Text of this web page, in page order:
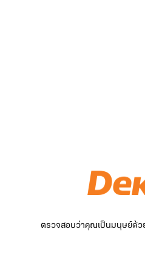
ตรวจสอบว่าคุณเป็นมนุษย์ด้ว